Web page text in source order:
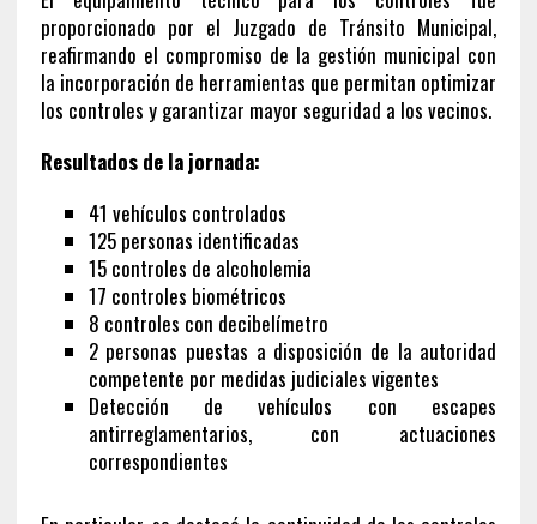
proporcionado por el Juzgado de Tránsito Municipal,
reafirmando el compromiso de la gestión municipal con
la incorporación de herramientas que permitan optimizar
los controles y garantizar mayor seguridad a los vecinos.
Resultados de la jornada:
41 vehículos controlados
125 personas identificadas
15 controles de alcoholemia
17 controles biométricos
8 controles con decibelímetro
2 personas puestas a disposición de la autoridad
competente por medidas judiciales vigentes
Detección de vehículos con escapes
antirreglamentarios, con actuaciones
correspondientes